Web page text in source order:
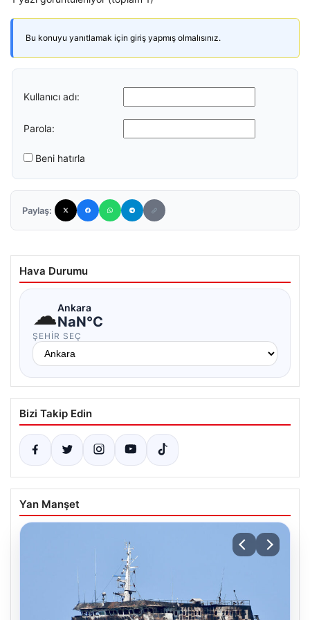
Bu konuyu yanıtlamak için giriş yapmış olmalısınız.
Kullanıcı adı:
Parola:
Beni hatırla
Paylaş:
Hava Durumu
☁Ankara
NaN°C
ŞEHIR SEÇ
Bizi Takip Edin
Yan Manşet